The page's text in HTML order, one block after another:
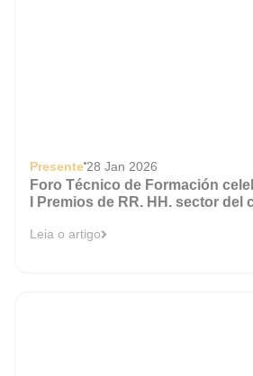
Presente 28 Jan 2026
Foro Técnico de Formación
I Premios de RR. HH. sector del
Leia o artigo